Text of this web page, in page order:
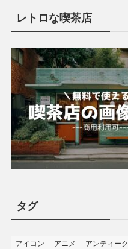
レトロな喫茶店
タグ
アイコン アニメ アンティーク